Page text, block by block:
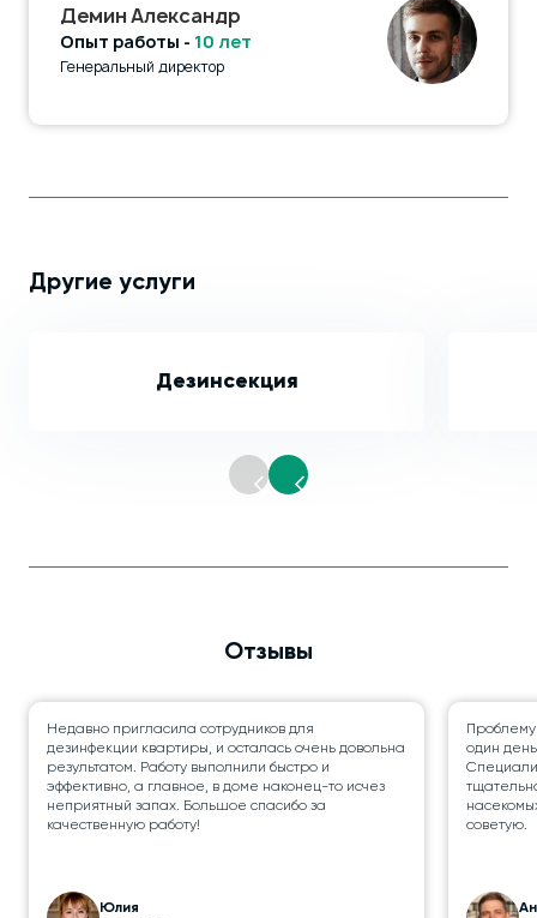
Демин Александр
Опыт работы - 10 лет
Генеральный директор
Другие услуги
Дезинсекция
Отзывы
Недавно пригласила сотрудников для
дезинфекции квартиры, и осталась очень довольна
результатом. Работу выполнили быстро и
эффективно, а главное, в доме наконец-то исчез
неприятный запах. Большое спасибо за
качественную работу!
Юлия
один
советую.